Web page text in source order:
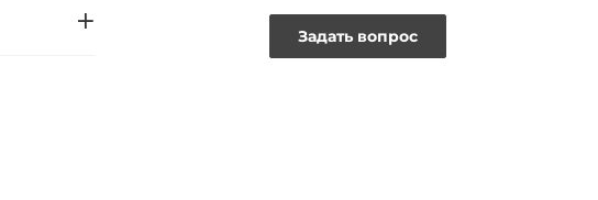
Задать вопрос